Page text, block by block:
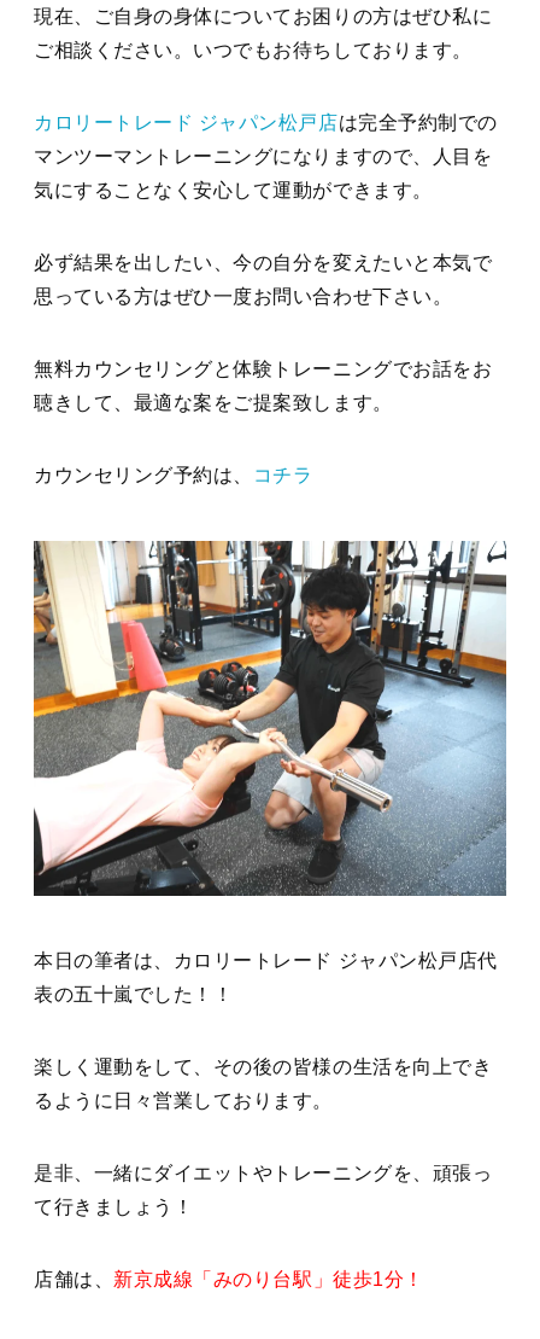
現在、ご自身の身体についてお困りの方はぜひ私に
ご相談ください。いつでもお待ちしております。
カロリートレード ジャパン松戸店は完全予約制での
マンツーマントレーニングになりますので、人目を
気にすることなく安心して運動ができます。
必ず結果を出したい、今の自分を変えたいと本気で
思っている方はぜひ一度お問い合わせ下さい。
無料カウンセリングと体験トレーニングでお話をお
聴きして、最適な案をご提案致します。
カウンセリング予約は、 コチラ
本日の筆者は、カロリートレード ジャパン松戸店代
表の五十嵐でした！！
楽しく運動をして、その後の皆様の生活を向上でき
るように日々営業しております。
是非、一緒にダイエットやトレーニングを、頑張っ
て行きましょう！
店舗は、 新京成線「みのり台駅」徒歩1分！